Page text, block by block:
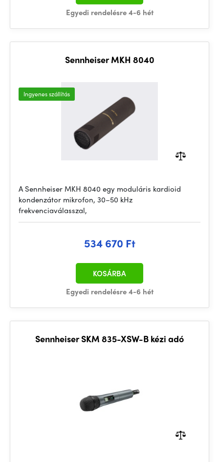
Egyedi rendelésre 4-6 hét
Sennheiser MKH 8040
Ingyenes szállítás
A Sennheiser MKH 8040 egy moduláris kardioid
kondenzátor mikrofon, 30–50 kHz
frekvenciaválasszal,
534 670 Ft
Egyedi rendelésre 4-6 hét
KOSÁRBA
Sennheiser SKM 835-XSW-B kézi adó